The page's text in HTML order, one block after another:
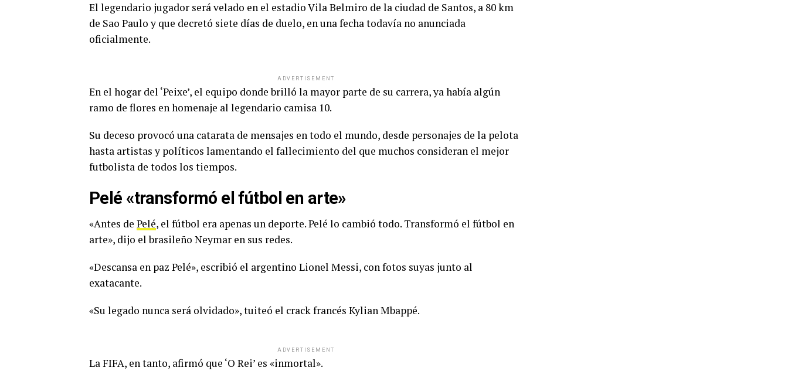
El legendario jugador será velado en el estadio Vila Belmiro de la ciudad de Santos, a 80 km
de Sao Paulo y que decretó siete días de duelo, en una fecha todavía no anunciada
oficialmente.
ADVERTISEMENT
En el hogar del ‘Peixe’, el equipo donde brilló la mayor parte de su carrera, ya había algún
ramo de flores en homenaje al legendario camisa 10.
Su deceso provocó una catarata de mensajes en todo el mundo, desde personajes de la pelota
hasta artistas y políticos lamentando el fallecimiento del que muchos consideran el mejor
futbolista de todos los tiempos.
Pelé «transformó el fútbol en arte»
«Antes de Pelé, el fútbol era apenas un deporte. Pelé lo cambió todo. Transformó el fútbol en
arte», dijo el brasileño Neymar en sus redes.
«Descansa en paz Pelé», escribió el argentino Lionel Messi, con fotos suyas junto al
exatacante.
«Su legado nunca será olvidado», tuiteó el crack francés Kylian Mbappé.
ADVERTISEMENT
La FIFA, en tanto, afirmó que ‘O Rei’ es «inmortal».